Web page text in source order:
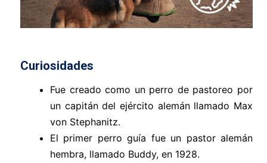
Curiosidades
Fue creado como un perro de pastoreo por
un capitán del ejército alemán llamado Max
von Stephanitz.
El primer perro guía fue un pastor alemán
hembra, llamado Buddy, en 1928.